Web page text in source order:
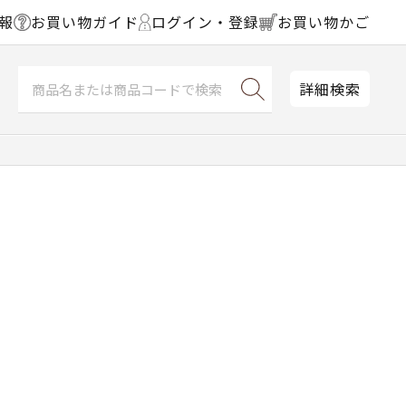
お買い物ガイド ログイン・登録 お買い物かご
詳細検索